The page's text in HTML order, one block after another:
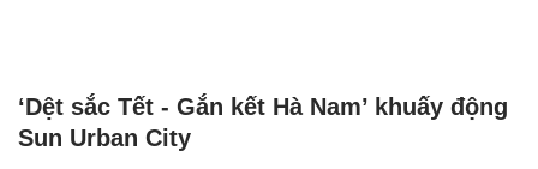
‘Dệt sắc Tết - Gắn kết Hà Nam’ khuấy động
Sun Urban City